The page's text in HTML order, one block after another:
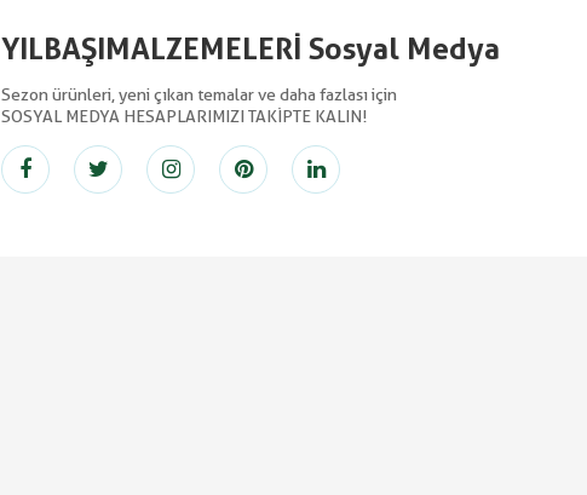
YILBAŞIMALZEMELERİ Sosyal Medya
Sezon ürünleri, yeni çıkan temalar ve daha fazlası için
SOSYAL MEDYA HESAPLARIMIZI TAKİPTE KALIN!